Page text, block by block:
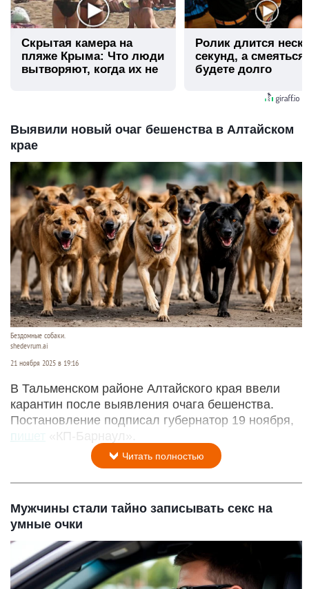
Скрытая камера на
пляже Крыма: Что люди
вытворяют, когда их не
Ролик длится
секунд, а
будете долго
Выявили новый очаг бешенства в Алтайском
крае
Бездомные собаки.
shedevrum.ai
21 ноября 2025 в 19:16
В Тальменском районе Алтайского края ввели
карантин после выявления очага бешенства.
Постановление подписал губернатор 19 ноября,
пишет
«КП-Барнаул».
Читать полностью
Мужчины стали тайно записывать секс на
умные очки